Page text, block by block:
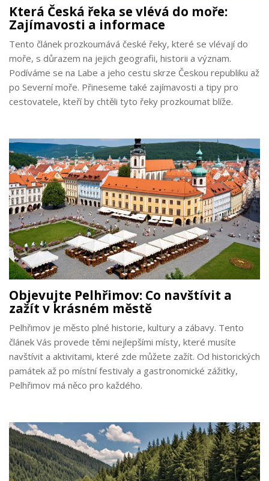
Která Česká řeka se vlévá do moře:
Zajímavosti a informace
Tento článek prozkoumává české řeky, které se vlévají do
moře, s důrazem na jejich geografii, historii a význam.
Podíváme se na Labe a jeho cestu skrze Českou republiku až
po Severní moře. Přineseme také zajímavosti a tipy pro
cestovatele, kteří by chtěli tyto řeky prozkoumat blíže.
Objevujte Pelhřimov: Co navštívit a
zažít v krásném městě
Pelhřimov je město plné historie, kultury a zábavy. Tento
článek Vás provede těmi nejlepšími místy, které musíte
navštívit a aktivitami, které zde můžete zažít. Od historických
památek až po místní festivaly a gastronomické zážitky,
Pelhřimov má něco pro každého.